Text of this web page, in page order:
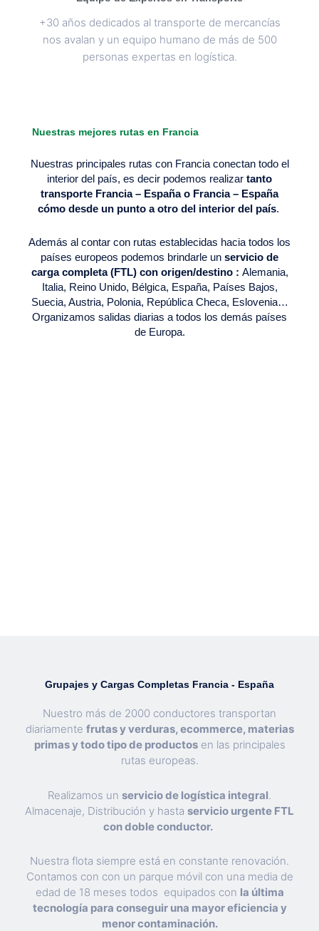
+30 años dedicados al transporte de mercancías
nos avalan y un equipo humano de más de 500
personas expertas en logística.
Nuestras mejores rutas en Francia
Nuestras principales rutas con Francia conectan todo el
interior del país, es decir podemos realizar tanto
transporte Francia – España o Francia – España
cómo desde un punto a otro del interior del país.
Además al contar con rutas establecidas hacia todos los
países europeos podemos brindarle un servicio de
carga completa (FTL) con origen/destino : Alemania,
Italia, Reino Unido, Bélgica, España, Países Bajos,
Suecia, Austria, Polonia, República Checa, Eslovenia…
Organizamos salidas diarias a todos los demás países
de Europa.
Grupajes y Cargas Completas Francia - España
Nuestro más de 2000 conductores transportan
diariamente frutas y verduras, ecommerce, materias
primas y todo tipo de productosen las principales
rutas europeas.
Realizamos un servicio de logística integral
Almacenaje, Distribución y hasta servicio urgente FTL
con doble conductor.
Nuestra flota siempre está en constante renovación.
Contamos con con un parque móvil con una media de
edad de 18 meses todos equipados con la última
tecnología para conseguir una mayor eficiencia y
menor contaminación.